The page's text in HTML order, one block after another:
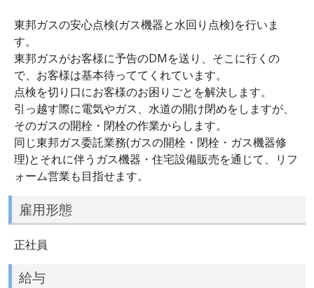
東邦ガスの安心点検(ガス機器と水回り点検)を行いま
す。
東邦ガスがお客様に予告のDMを送り、そこに行くの
で、お客様は基本待っててくれています。
点検を切り口にお客様のお困りごとを解決します。
引っ越す際に電気やガス、水道の開け閉めをしますが、
そのガスの開栓・閉栓の作業からします。
同じ東邦ガス委託業務(ガスの開栓・閉栓・ガス機器修
理)とそれに伴うガス機器・住宅設備販売を通じて、リフ
ォーム営業も目指せます。
雇用形態
正社員
給与